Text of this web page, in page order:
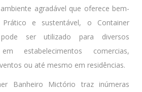
agradável que oferece bem-
e sustentável, o Container
ser utilizado para diversos
estabelecimentos comercias,
ou até mesmo em residências.
Banheiro Mictório traz inúmeras